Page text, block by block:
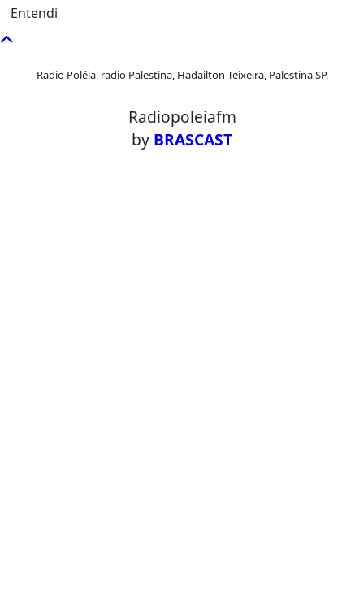
Entendi
Radio Poléia, radio Palestina, Hadailton Teixeira, Palestina SP,
Radiopoleiafm
by BRASCAST